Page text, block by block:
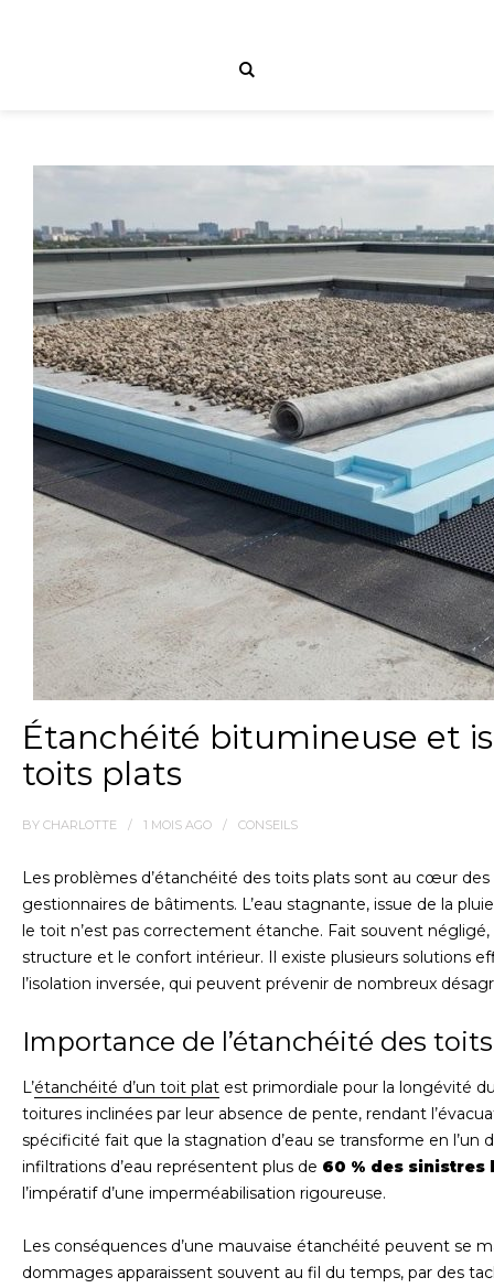
Étanchéité bitumineuse et
toits plats
BY CHARLOTTE 1 MOIS AGO CONSEILS
Les problèmes d’étanchéité des toits plats sont au cœur
gestionnaires de bâtiments. L’eau stagnante, issue de la
le toit n’est pas correctement étanche. Fait souvent
structure et le confort intérieur. Il existe plusieurs solutions
l’isolation inversée, qui peuvent prévenir de nombreux
Importance de l’étanchéité des
L’étanchéité d’un toit plat est primordiale pour la longévité
toitures inclinées par leur absence de pente, rendant
spécificité fait que la stagnation d’eau se transforme en
infiltrations d’eau représentent plus de 60 % des sinistres
l’impératif d’une imperméabilisation rigoureuse.
Les conséquences d’une mauvaise étanchéité peuvent se
dommages apparaissent souvent au fil du temps, par des